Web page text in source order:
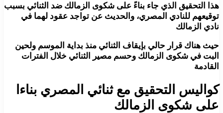
هذا التحقيق الذي جاء بناءً على شكوى الزمالك ضد الثنائي بسبب
توقيعهم للنادي المصري، والحديث عن تواجد عقود لهما في
نادي الزمالك
حيث هناك قرار حالي بإيقاف الثنائي منذ بداية الموسم ولحين
البت في شكوى الزمالك وحسم مصير الثنائي خلال الفترات
القادمة
كواليس التحقيق مع ثنائي المصري بناءا
على شكوى الزمالك